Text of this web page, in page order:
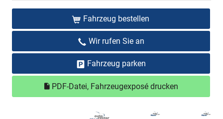
Fahrzeug bestellen
Wir rufen Sie an
Fahrzeug parken
PDF-Datei, Fahrzeugexposé drucken